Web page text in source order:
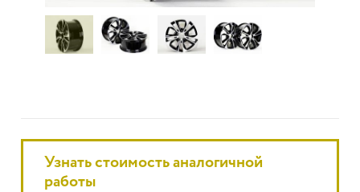
Узнать стоимость аналогичной
работы